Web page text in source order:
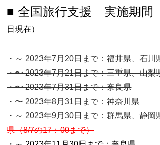
■ 全国旅行支援 実施期間
日現在）
・～ 2023年7月20日まで：福井県、石川
・〜 2023年7月21日まで：三重県、山梨
・〜 2023年7月31日まで：奈良県
・〜 2023年8月31日まで：神奈川県
・～ 2023年9月30日まで：群馬県、静岡
県（8/7の17：00まで）